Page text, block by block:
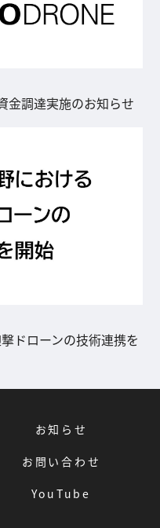
金調達実施のお知らせ
ドローンの技術連携を
お知らせ
お問い合わせ
YouTube